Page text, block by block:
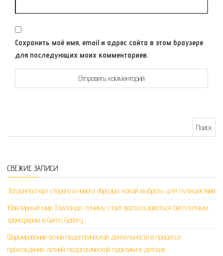
Сохранить моё имя, email и адрес сайта в этом браузере
для последующих моих комментариев.
СВЕЖИЕ ЗАПИСИ
Загранпаспорт старого и нового образца: какой выбрать для путешествий
Ювелирный мир Таиланда: почему стоит воспользоваться бесплатным
трансфером в Gems Gallery
Формирование основ педагогической деятельности в процессе
прохождения летней педагогической практики в детских